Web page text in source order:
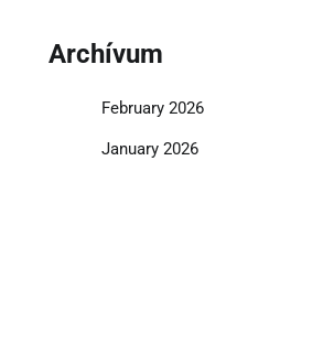
Archívum
February 2026
January 2026